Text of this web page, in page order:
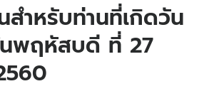
ำหรับท่านที่เกิดวัน
พฤหัสบดี ที่ 27